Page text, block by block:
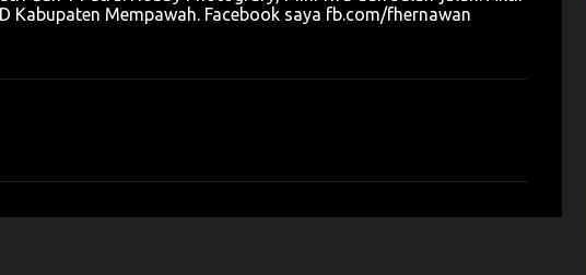
Kabupaten Mempawah. Facebook saya fb.com/fhernawan